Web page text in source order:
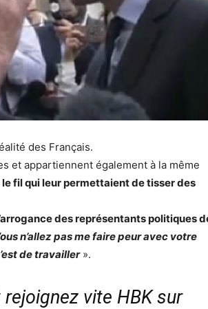
des Français.
et appartiennent également à la même
fil qui leur permettaient de tisser des
des représentants politiques
n’allez pas me faire peur avec votre
de travailler ».
vite HBK sur